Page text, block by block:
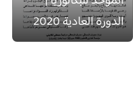
الدورة العادية 2020